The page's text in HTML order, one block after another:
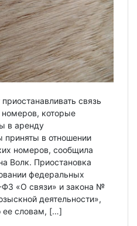
связь
которые
в аренду
в отношении
номеров, сообщила
Волк. Приостановка
федеральных
«О связи» и закона №
деятельности»,
ее словам, […]